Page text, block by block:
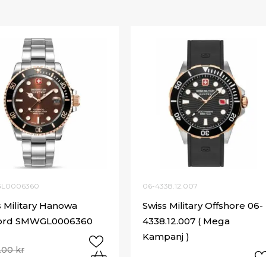
Military Hanowa
SMWGL0006360
kr
06-4338.12.007
Swiss Military Offshore 06-
4338.12.007 ( Mega
Kampanj )